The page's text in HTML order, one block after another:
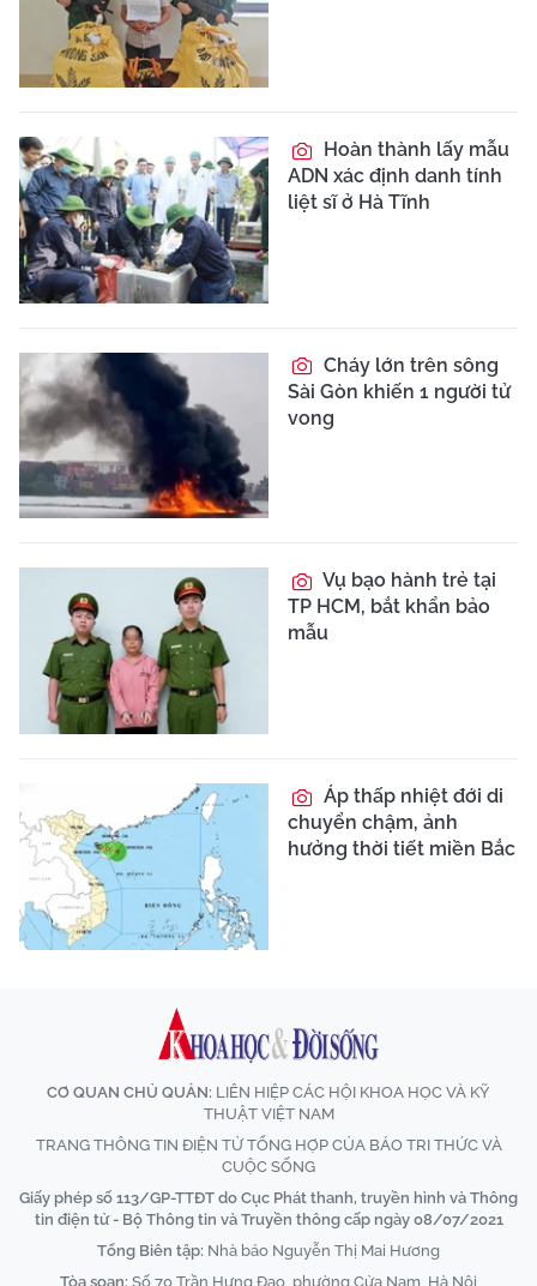
Hoàn thành lấy mẫu
ADN xác định danh tính
liệt sĩ ở Hà Tĩnh
Cháy lớn trên sông
Sài Gòn khiến 1 người tử
vong
Vụ bạo hành trẻ tại
TP HCM, bắt khẩn bảo
mẫu
Áp thấp nhiệt đới di
chuyển chậm, ảnh
hưởng thời tiết miền Bắc
CƠ QUAN CHỦ QUẢN: LIÊN HIỆP CÁC HỘI KHOA HỌC VÀ KỸ
THUẬT VIỆT NAM
TRANG THÔNG TIN ĐIỆN TỬ TỔNG HỢP CỦA BÁO TRI THỨC VÀ
CUỘC SỐNG
Giấy phép số 113/GP-TTĐT do Cục Phát thanh, truyền hình và Thông
tin điện tử - Bộ Thông tin và Truyền thông cấp ngày 08/07/2021
Tổng Biên tập: Nhà báo Nguyễn Thị Mai Hương
Tòa soạn: Số 70 Trần Hưng Đạo, phường Cửa Nam, Hà Nội